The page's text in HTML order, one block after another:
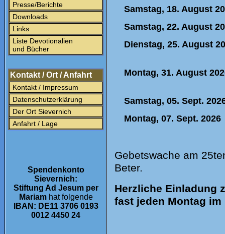
Presse/Berichte
Downloads
Links
Liste Devotionalien
und Bücher
Kontakt / Ort / Anfahrt
Kontakt / Impressum
Datenschutzerklärung
Der Ort Sievernich
Anfahrt / Lage
Spendenkonto
Sievernich:
Stiftung Ad Jesum per
Mariamhat folgende
IBAN: DE11 3706 0193
0012 4450 24
Samstag, 18. August
Samstag, 22. August
Dienstag, 25. August
Montag, 31. August
Samstag, 05. Sept.
Montag, 07. Sept. 2026
Gebetswache am
Beter.
Herzliche Einladung
fast jeden Montag im